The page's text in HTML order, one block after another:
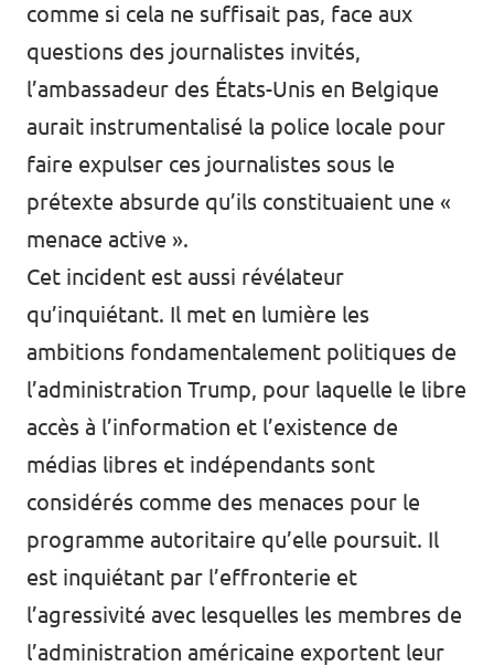
comme si cela ne suffisait pas, face aux
questions des journalistes invités,
l’ambassadeur des États-Unis en Belgique
aurait instrumentalisé la police locale pour
faire expulser ces journalistes sous le
prétexte absurde qu’ils constituaient une «
menace active ».
Cet incident est aussi révélateur
qu’inquiétant. Il met en lumière les
ambitions fondamentalement politiques de
l’administration Trump, pour laquelle le libre
accès à l’information et l’existence de
médias libres et indépendants sont
considérés comme des menaces pour le
programme autoritaire qu’elle poursuit. Il
est inquiétant par l’effronterie et
l’agressivité avec lesquelles les membres de
l’administration américaine exportent leur